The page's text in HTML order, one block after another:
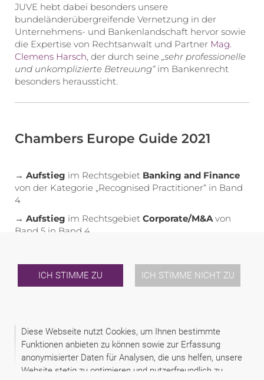
Diese Webseite nutzt Cookies, um Ihnen bestimmte
Funktionen anbieten zu können sowie zur Erfassung
anonymisierter Daten für Analysen, die uns helfen, unsere
Website stetig zu optimieren und nutzerfreundlich zu
ICH STIMME ZU ICH STIMME NICHT ZU
JUVE hebt dabei besonders unsere
bundeländerübergreifende Vernetzung in der
Unternehmens- und Bankenlandschaft hervor sowie
die Expertise von Rechtsanwalt und Partner Mag.
Clemens Harsch , der durch seine „sehr professionelle
und unkomplizierte Betreuung“im Bankenrecht
besonders heraussticht.
Chambers Europe Guide 2021
→ Aufstieg im Rechtsgebiet Banking and Finance
von der Kategorie „Recognised Practitioner“ in Band
4
→ Aufstieg im Rechtsgebiet Corporate/M&A von
Band 5 in Band 4
Platzierungen aus dem Vorjahr halten:
Ranked Lawyers:
Immanuel Gerstner(Real Estate)
Markus P. Fellner(Dispute Resolution: Arbitration)
Christina Hummer (Competition/European Law)